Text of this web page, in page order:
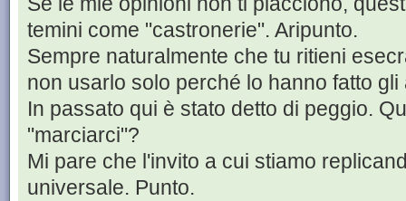
temini come "castronerie". Aripunto.
Sempre naturalmente che tu ritieni
non usarlo solo perché lo hanno fatto gli
In passato qui è stato detto di peggio.
"marciarci"?
Mi pare che l'invito a cui stiamo
universale. Punto.